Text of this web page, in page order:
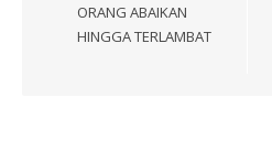
ORANG ABAIKAN
HINGGA TERLAMBAT